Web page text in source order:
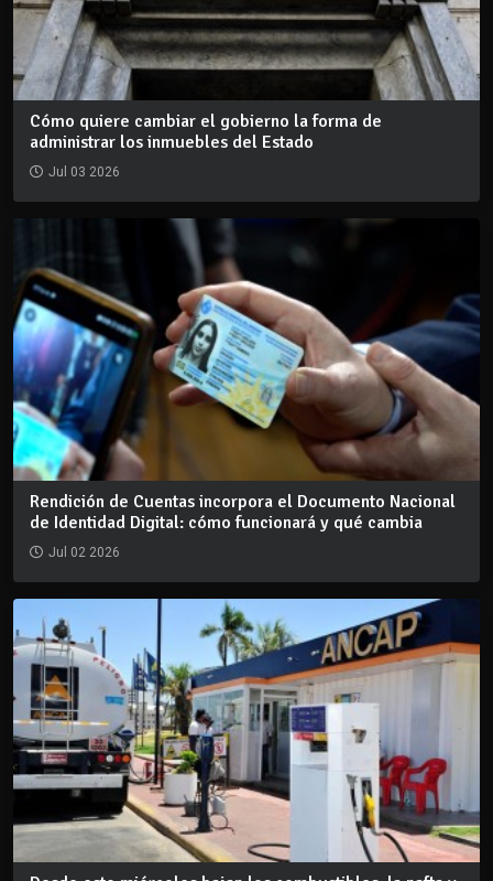
Cómo quiere cambiar el gobierno la forma de
administrar los inmuebles del Estado
Jul 03 2026
Rendición de Cuentas incorpora el Documento Nacional
de Identidad Digital: cómo funcionará y qué cambia
Jul 02 2026